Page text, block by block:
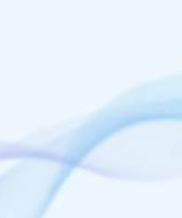
客様のソフトウェアや
し、お客様が本来の